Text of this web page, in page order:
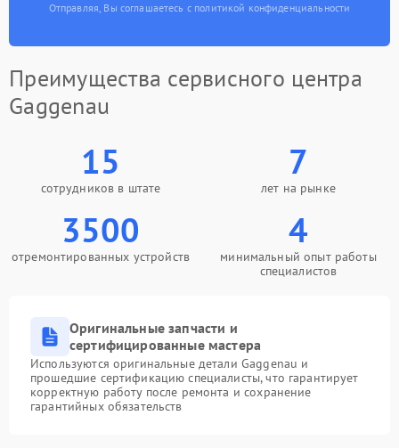
Отправляя, Вы соглашаетесь с политикой конфиденциальности
Преимущества сервисного центра
Gaggenau
15
сотрудников в штате
7
лет на рынке
3500
отремонтированных устройств
4
минимальный опыт работы
специалистов
Оригинальные запчасти и
сертифицированные мастера
Используются оригинальные детали Gaggenau и
прошедшие сертификацию специалисты, что гарантирует
корректную работу после ремонта и сохранение
гарантийных обязательств